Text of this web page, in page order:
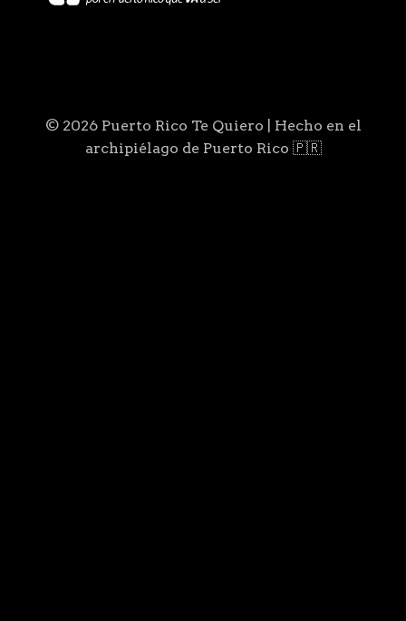
© 2026 Puerto Rico Te Quiero | Hecho en el
archipiélago de Puerto Rico 🇵🇷